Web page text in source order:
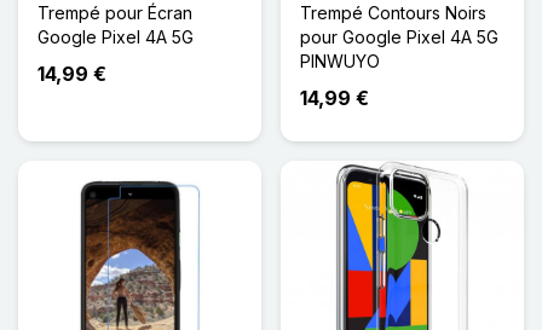
Trempé pour Écran
Google Pixel 4A 5G
14,99 €
Trempé Contours Noirs
pour Google Pixel 4A 5G
PINWUYO
14,99 €